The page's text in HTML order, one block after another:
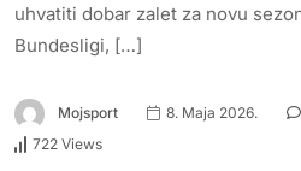
uhvatiti dobar zalet za novu
Bundesligi, […]
Mojsport 8. Maja 2026.
722 Views